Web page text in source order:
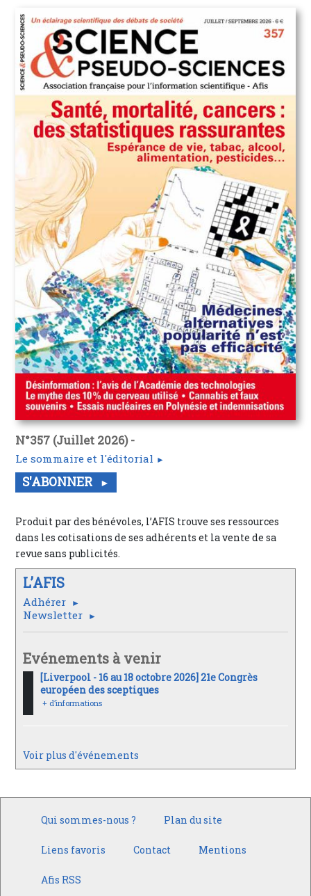
N°357 (Juillet 2026) -
Le sommaire et l'éditorial
S'ABONNER
Produit par des bénévoles, l’AFIS trouve ses ressources
dans les cotisations de ses adhérents et la vente de sa
revue sans publicités.
L’AFIS
Adhérer
Newsletter
Evénements à venir
[Liverpool - 16 au 18 octobre 2026] 21e Congrès
européen des sceptiques
+ d’informations
Voir plus d'événements
Qui sommes-nous ? Plan du site
Liens favoris Contact Mentions
Afis RSS